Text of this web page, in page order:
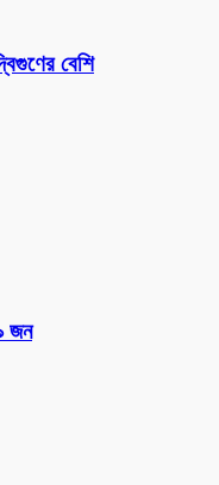
বেশি
জন